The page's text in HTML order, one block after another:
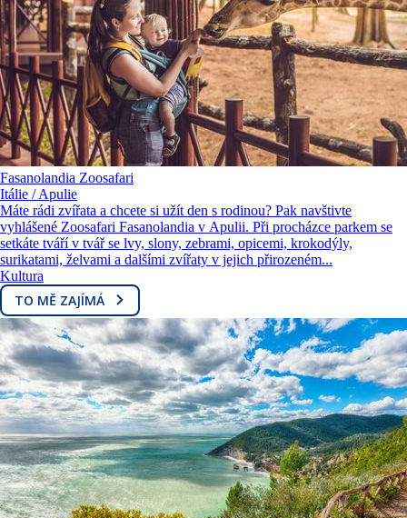
Fasanolandia Zoosafari
Itálie / Apulie
Máte rádi zvířata a chcete si užít den s rodinou? Pak navštivte
vyhlášené Zoosafari Fasanolandia v Apulii. Při procházce parkem se
setkáte tváří v tvář se lvy, slony, zebrami, opicemi, krokodýly,
surikatami, želvami a dalšími zvířaty v jejich přirozeném...
Kultura
TO MĚ ZAJÍMÁ